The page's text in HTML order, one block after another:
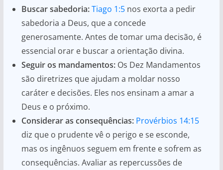
Buscar sabedoria:Tiago 1:5nos exorta a pedir
sabedoria a Deus, que a concede
generosamente. Antes de tomar uma decisão, é
essencial orar e buscar a orientação divina.
Seguir os mandamentos:Os Dez Mandamentos
são diretrizes que ajudam a moldar nosso
caráter e decisões. Eles nos ensinam a amar a
Deus e o próximo.
Considerar as consequências: Provérbios 14:15
diz que o prudente vê o perigo e se esconde,
mas os ingênuos seguem em frente e sofrem as
consequências. Avaliar as repercussões de